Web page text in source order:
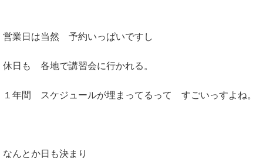
営業日は当然 予約いっぱいですし
休日も 各地で講習会に行かれる。
１年間 スケジュールが埋まってるって すごいっすよね。
なんとか日も決まり